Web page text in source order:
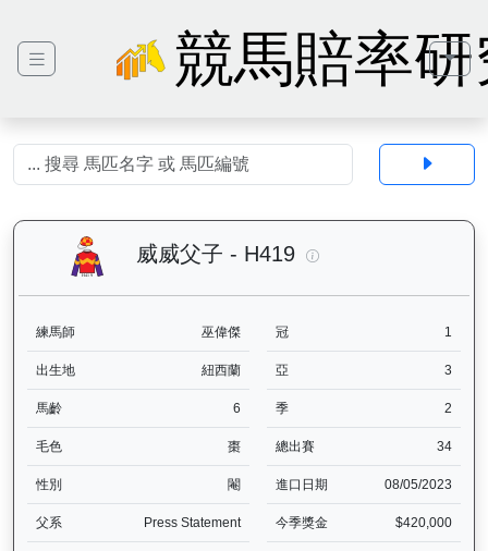
競馬賠率
威威父子 - H419
練馬師 巫偉傑 冠 1
出生地 紐西蘭 亞 3
馬齡 6 季 2
毛色 棗 總出賽 34
性別 閹 進口日期 08/05/2023
父系 Press Statement 今季獎金 $420,000